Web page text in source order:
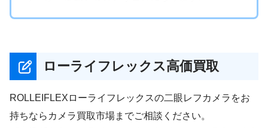
ローライフレックス高価買取
ROLLEIFLEXローライフレックスの二眼レフカメラをお
持ちならカメラ買取市場までご相談ください。